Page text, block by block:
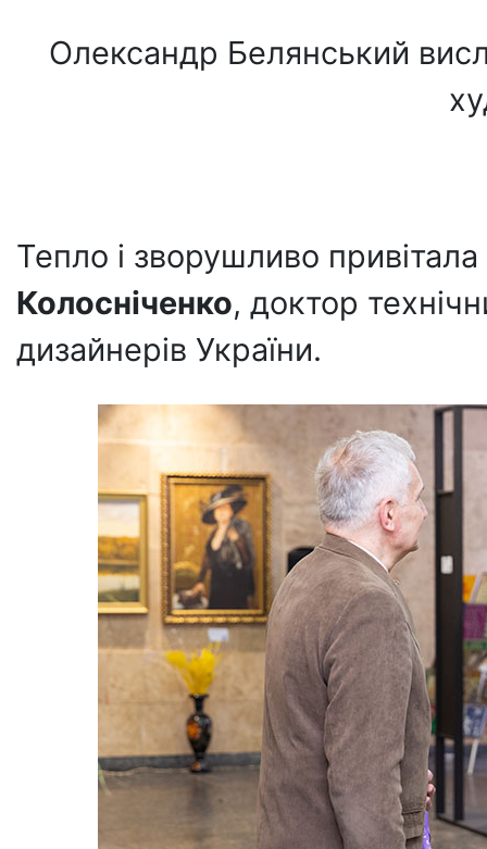
Олександр Белянський
Тепло і зворушливо
Колосніченко, доктор
дизайнерів України.